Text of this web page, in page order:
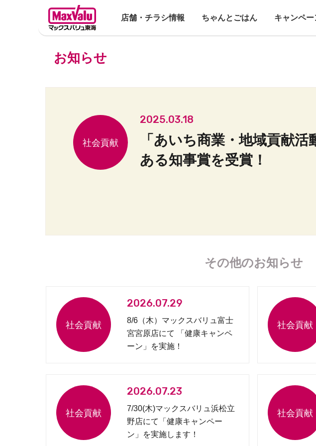
店舗・チラシ情報 ちゃんとごはん キャンペー
お知らせ
2025.03.18
「あいち商業・地域貢献
ある知事賞を受賞！
その他のお知らせ
2026.07.29
8/6（木）マックスバリュ富士
宮宮原店にて 「健康キャンペ
ーン」を実施！
2026.07.23
7/30(木)マックスバリュ浜松立
野店にて「健康キャンペー
ン」を実施します！